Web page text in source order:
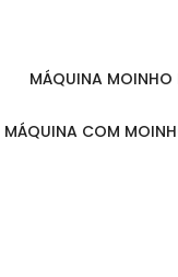
MÁQUINA
MÁQUINA COM